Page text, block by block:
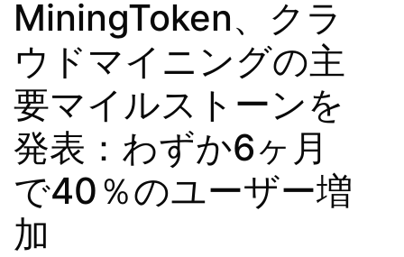
MiningToken、クラ
ウドマイニングの主
要マイルストーンを
発表：わずか6ヶ月
で40％のユーザー増
加